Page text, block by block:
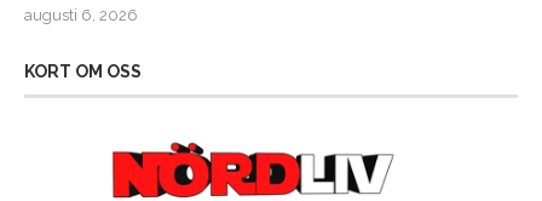
augusti 6, 2026
KORT OM OSS